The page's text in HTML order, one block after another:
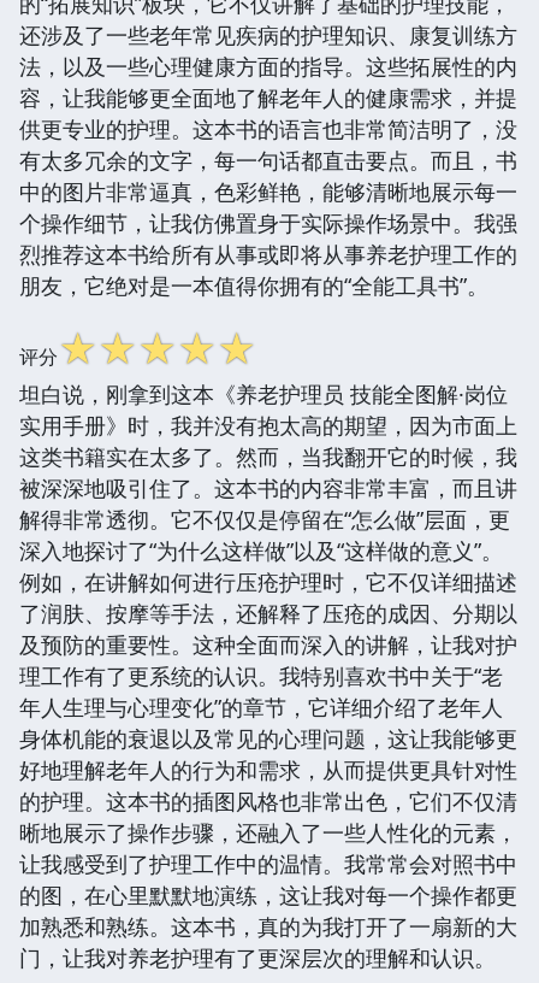
还涉及了一些老年常见疾病的护理知识、康复训练方
法，以及一些心理健康方面的指导。这些拓展性的内
容，让我能够更全面地了解老年人的健康需求，并提
供更专业的护理。这本书的语言也非常简洁明了，没
有太多冗余的文字，每一句话都直击要点。而且，书
中的图片非常逼真，色彩鲜艳，能够清晰地展示每一
个操作细节，让我仿佛置身于实际操作场景中。我强
烈推荐这本书给所有从事或即将从事养老护理工作的
朋友，它绝对是一本值得你拥有的“全能工具书”。
评分☆☆☆☆☆
坦白说，刚拿到这本《养老护理员 技能全图解·岗位
实用手册》时，我并没有抱太高的期望，因为市面上
这类书籍实在太多了。然而，当我翻开它的时候，我
被深深地吸引住了。这本书的内容非常丰富，而且讲
解得非常透彻。它不仅仅是停留在“怎么做”层面，更
深入地探讨了“为什么这样做”以及“这样做的意义”。
例如，在讲解如何进行压疮护理时，它不仅详细描述
了润肤、按摩等手法，还解释了压疮的成因、分期以
及预防的重要性。这种全面而深入的讲解，让我对护
理工作有了更系统的认识。我特别喜欢书中关于“老
年人生理与心理变化”的章节，它详细介绍了老年人
身体机能的衰退以及常见的心理问题，这让我能够更
好地理解老年人的行为和需求，从而提供更具针对性
的护理。这本书的插图风格也非常出色，它们不仅清
晰地展示了操作步骤，还融入了一些人性化的元素，
让我感受到了护理工作中的温情。我常常会对照书中
的图，在心里默默地演练，这让我对每一个操作都更
加熟悉和熟练。这本书，真的为我打开了一扇新的大
门，让我对养老护理有了更深层次的理解和认识。